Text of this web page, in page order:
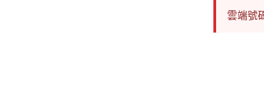
雲端號